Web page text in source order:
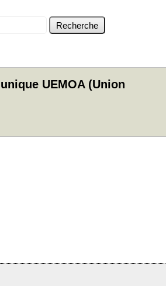
UEMOA (Union